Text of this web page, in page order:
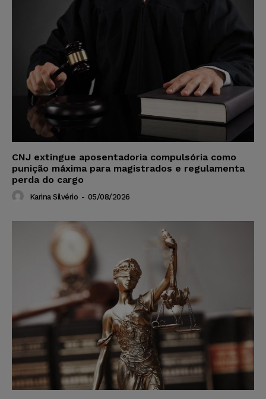
CNJ extingue aposentadoria compulsória como
punição máxima para magistrados e regulamenta
perda do cargo
Karina Silvério - 05/08/2026